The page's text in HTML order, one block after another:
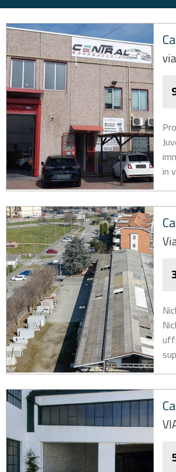
in